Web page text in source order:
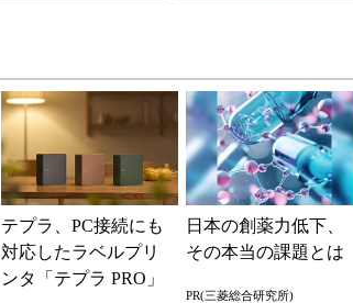
テプラ、PC接続にも
対応したラベルプリ
ンタ「テプラ PRO」
日本の創薬力低下、
その本当の課題とは
PR(三菱総合研究所)